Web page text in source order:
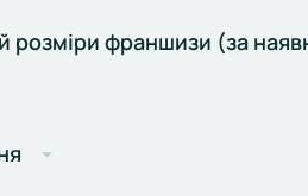
розміри франшизи (за